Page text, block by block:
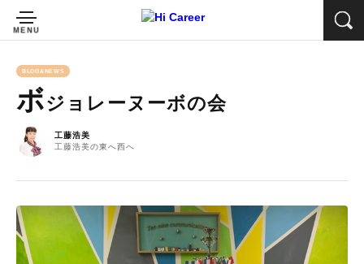
BLOG&NEWS
ボジョレーヌーボの会
工藤浩美
工藤浩美の東へ西へ